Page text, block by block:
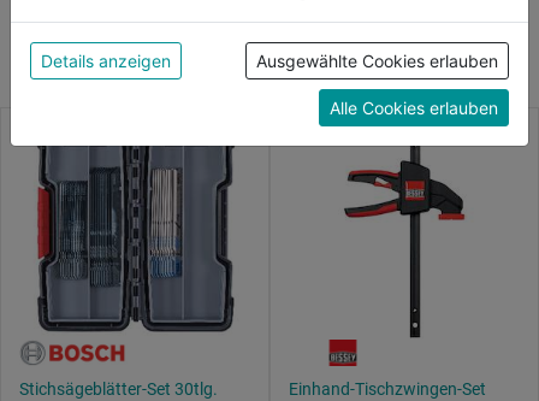
AUCH INTERESSANT
Stichsägeblätter-Set 30tlg.
Einhand-Tischzwingen-Set
der Verwendung aller Cookies zu. Unter "Details
anzeigen" findest du alle Infos zu den
unterschiedlichen Cookies, unter "Cookies
Konfigurieren" kannst du auswählen, welche Cookies
du zulassen möchtest und welche nicht.
Weitere Informationen findest du in unserer
Datenschutzerklärung
Details anzeigen Ausgewählte Cookies erlauben
Alle Cookies erlauben